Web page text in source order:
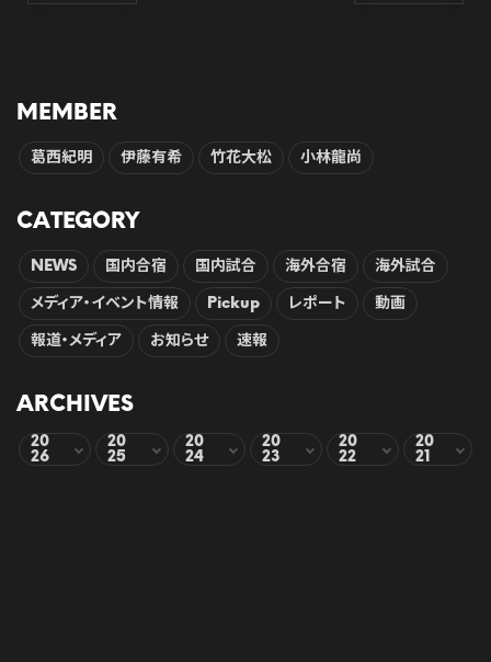
MEMBER
葛西紀明 伊藤有希 竹花大松 小林龍尚
CATEGORY
NEWS 国内合宿 国内試合 海外合宿 海外試合
メディア・イベント情報 Pickup レポート 動画
報道・メディア お知らせ 速報
ARCHIVES
20
26
20
25
20
24
20
23
20
22
20
21